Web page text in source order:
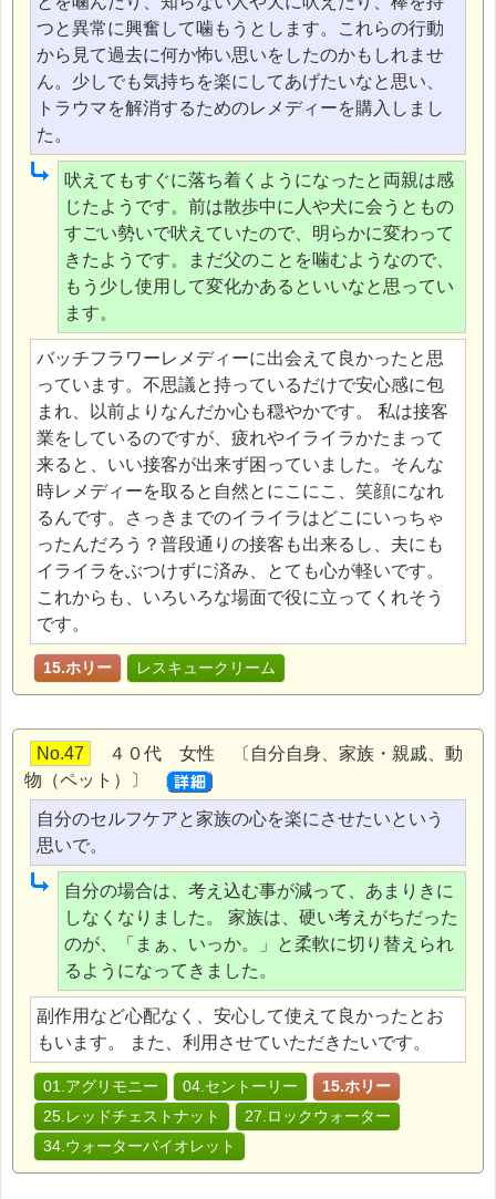
つと異常に興奮して噛もうとします。これらの行動
から見て過去に何か怖い思いをしたのかもしれませ
ん。少しでも気持ちを楽にしてあげたいなと思い、
トラウマを解消するためのレメディーを購入しまし
た。
吠えてもすぐに落ち着くようになったと両親は感
じたようです。前は散歩中に人や犬に会うともの
すごい勢いで吠えていたので、明らかに変わって
きたようです。まだ父のことを噛むようなので、
もう少し使用して変化かあるといいなと思ってい
ます。
バッチフラワーレメディーに出会えて良かったと思
っています。不思議と持っているだけで安心感に包
まれ、以前よりなんだか心も穏やかです。 私は接客
業をしているのですが、疲れやイライラかたまって
来ると、いい接客が出来ず困っていました。そんな
時レメディーを取ると自然とにこにこ、笑顔になれ
るんです。さっきまでのイライラはどこにいっちゃ
ったんだろう？普段通りの接客も出来るし、夫にも
イライラをぶつけずに済み、とても心が軽いです。
これからも、いろいろな場面で役に立ってくれそう
です。
15.ホリー レスキュークリーム
No.47
４０代 女性 〔自分自身、家族・親戚、動
物（ペット）〕
自分のセルフケアと家族の心を楽にさせたいという
思いで。
自分の場合は、考え込む事が減って、あまりきに
しなくなりました。 家族は、硬い考えがちだった
のが、「まぁ、いっか。」と柔軟に切り替えられ
るようになってきました。
副作用など心配なく、安心して使えて良かったとお
もいます。 また、利用させていただきたいです。
01.アグリモニー 04.セントーリー
15.ホリー
25.レッドチェストナット
27.ロックウォーター
34.ウォーターバイオレット